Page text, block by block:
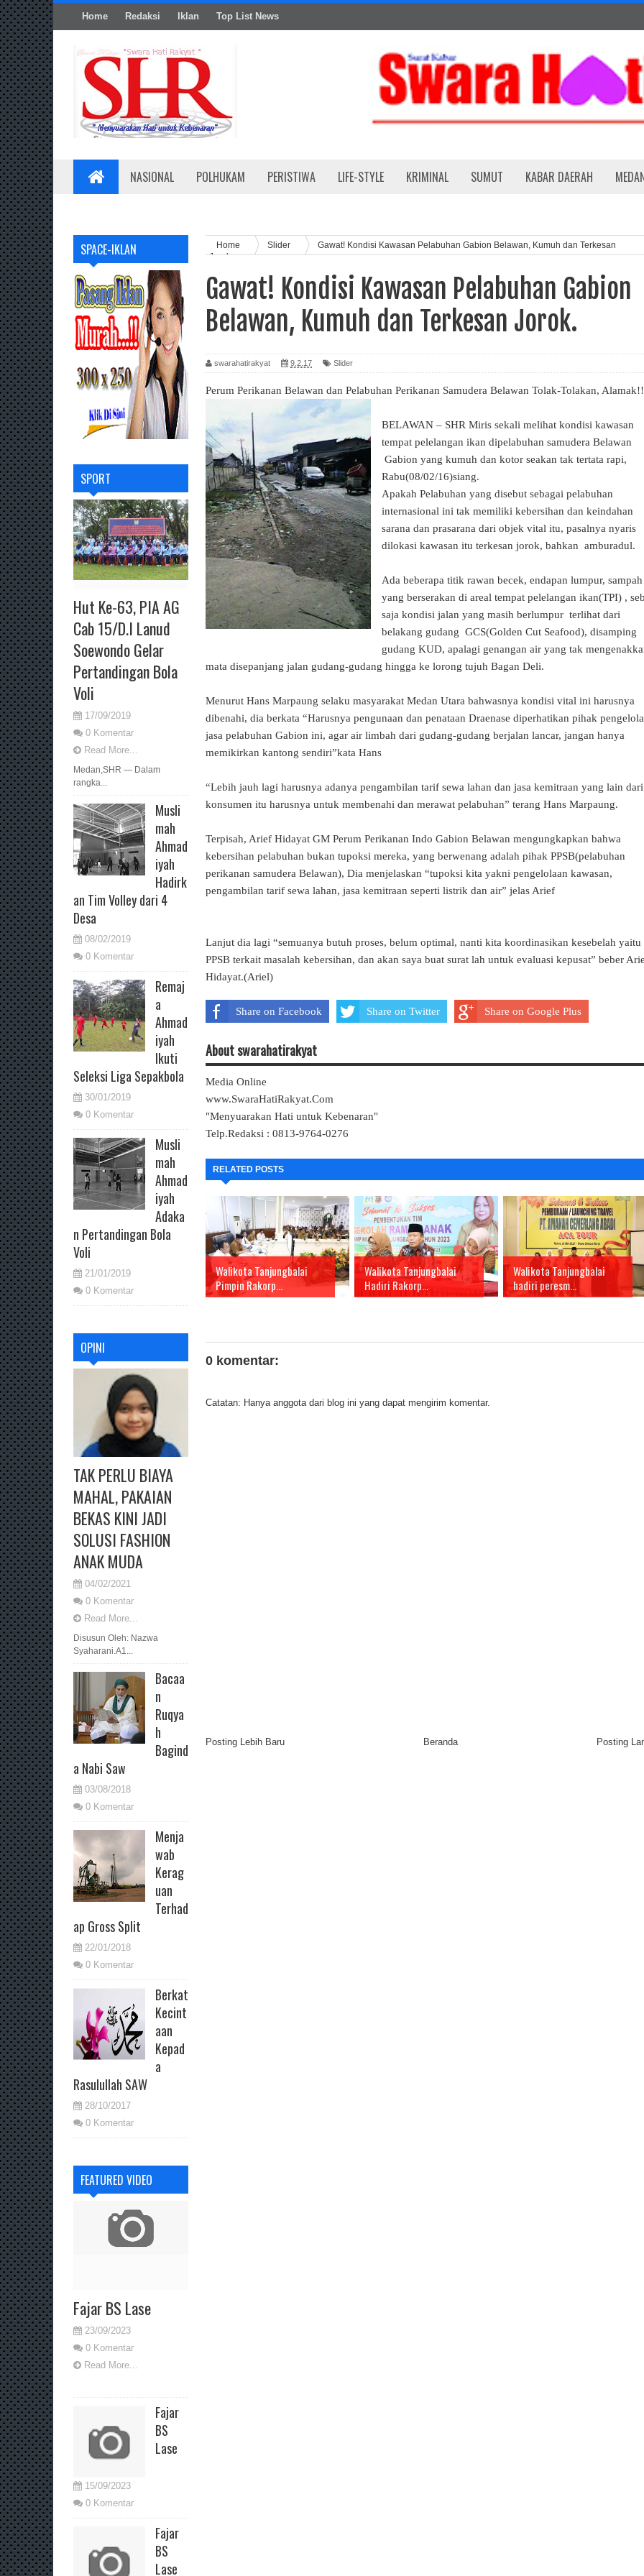
Home Redaksi Iklan Top List News
NASIONAL POLHUKAM PERISTIWA LIFE-STYLE KRIMINAL SUMUT KABAR DAERAH
SPACE-IKLAN
SPORT
Hut Ke-63, PIA AG
Cab 15/D.I Lanud
Soewondo Gelar
Pertandingan Bola
Voli
17/09/2019
0 Komentar
Read More...
Medan,SHR — Dalam
rangka...
Musli
mah
Ahmad
iyah
Hadirk
an Tim Volley dari 4
Desa
08/02/2019
0 Komentar
Remaj
a
Ahmad
iyah
Ikuti
Seleksi Liga Sepakbola
30/01/2019
0 Komentar
Musli
mah
Ahmad
iyah
Adaka
n Pertandingan Bola
Voli
21/01/2019
0 Komentar
OPINI
TAK PERLU BIAYA
MAHAL, PAKAIAN
BEKAS KINI JADI
SOLUSI FASHION
ANAK MUDA
04/02/2021
0 Komentar
Read More...
Disusun Oleh: Nazwa
Syaharani.A1...
Bacaa
n
Ruqya
h
Bagind
a Nabi Saw
03/08/2018
0 Komentar
Menja
wab
Kerag
uan
Terhad
ap Gross Split
22/01/2018
0 Komentar
Berkat
Kecint
aan
Kepad
a
Rasulullah SAW
28/10/2017
0 Komentar
FEATURED VIDEO
Fajar BS Lase
23/09/2023
0 Komentar
Read More...
Fajar
BS
Lase
15/09/2023
0 Komentar
Fajar
BS
Lase
Home Slider
Gawat! Kondisi Kawasan Pelabuhan Gabion Belawan, Kumuh dan Terkesan
Jorok.
Gawat! Kondisi Kawasan Pelabuhan Gabion
Belawan, Kumuh dan Terkesan Jorok.
swarahatirakyat 9.2.17 Slider
Perum Perikanan Belawan dan Pelabuhan Perikanan Samudera Belawan Tolak-Tolakan,
BELAWAN – SHR Miris sekali melihat kondisi kawasan
tempat pelelangan ikan dipelabuhan samudera Belawan
Gabion yang kumuh dan kotor seakan tak tertata rapi,
Rabu(08/02/16)siang.
Apakah Pelabuhan yang disebut sebagai pelabuhan
internasional ini tak memiliki kebersihan dan keindahan
sarana dan prasarana dari objek vital itu, pasalnya nyaris
dilokasi kawasan itu terkesan jorok, bahkan amburadul.
Ada beberapa titik rawan becek, endapan lumpur, sampah
yang berserakan di areal tempat pelelangan ikan(TPI) ,
saja kondisi jalan yang masih berlumpur terlihat dari
belakang gudang GCS(Golden Cut Seafood), disamping
gudang KUD, apalagi genangan air yang tak
mata disepanjang jalan gudang-gudang hingga ke lorong tujuh Bagan Deli.
Menurut Hans Marpaung selaku masyarakat Medan Utara bahwasnya kondisi vital ini harusnya
dibenahi, dia berkata “Harusnya pengunaan dan penataan Draenase diperhatikan pihak pengelola
jasa pelabuhan Gabion ini, agar air limbah dari gudang-gudang berjalan lancar, jangan hanya
memikirkan kantong sendiri”kata Hans
“Lebih jauh lagi harusnya adanya pengambilan tarif sewa lahan dan jasa kemitraan yang lain dari
konsumen itu harusnya untuk membenahi dan merawat pelabuhan” terang Hans Marpaung.
Terpisah, Arief Hidayat GM Perum Perikanan Indo Gabion Belawan mengungkapkan bahwa
kebersihan pelabuhan bukan tupoksi mereka, yang berwenang adalah pihak PPSB(pelabuhan
perikanan samudera Belawan), Dia menjelaskan “tupoksi kita yakni pengelolaan kawasan,
pengambilan tarif sewa lahan, jasa kemitraan seperti listrik dan air” jelas Arief
Lanjut dia lagi “semuanya butuh proses, belum optimal, nanti kita koordinasikan kesebelah yaitu
PPSB terkait masalah kebersihan, dan akan saya buat surat lah untuk evaluasi kepusat” beber
Hidayat.(Ariel)
Share on Facebook Share on Twitter Share on Google Plus
About swarahatirakyat
Media Online
www.SwaraHatiRakyat.Com
"Menyuarakan Hati untuk Kebenaran"
Telp.Redaksi : 0813-9764-0276
RELATED POSTS
Walikota Tanjungbalai
Pimpin Rakorp...
Walikota Tanjungbalai
Hadiri Rakorp...
Walikota Tanjungbalai
hadiri peresm...
0 komentar:
Catatan: Hanya anggota dari blog ini yang dapat mengirim komentar.
Posting Lebih Baru Posting
Beranda